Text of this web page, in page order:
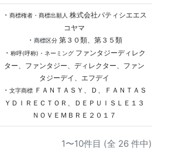
・ 商標権者・商標出願人 株式会社パティシエエス
コヤマ
・ 商標区分第３０類、第３５類
・ 称呼(呼称)・ネーミングファンタジーディレク
ター、ファンタジー、ディレクター、ファン
タジーデイ、エフデイ
・ 文字商標ＦＡＮＴＡＳＹ、Ｄ、ＦＡＮＴＡＳ
ＹＤＩＲＥＣＴＯＲ、ＤＥＰＵＩＳＬＥ１３
ＮＯＶＥＭＢＲＥ２０１７
1〜10件目 (全 26 件中)